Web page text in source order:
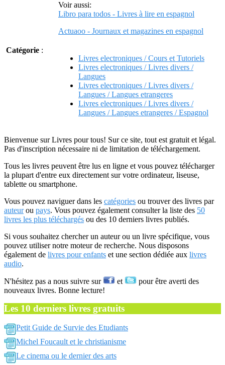
Voir aussi:
Libro para todos - Livres à lire en espagnol
Actuaoo - Journaux et magazines en espagnol
Catégorie :
Livres electroniques / Cours et Tutoriels
Livres electroniques / Livres divers /
Langues
Livres electroniques / Livres divers /
Langues / Langues etrangeres
Livres electroniques / Livres divers /
Langues / Langues etrangeres / Espagnol
Bienvenue sur Livres pour tous! Sur ce site, tout est gratuit et légal.
Pas d'inscription nécessaire ni de limitation de téléchargement.
Tous les livres peuvent être lus en ligne et vous pouvez télécharger
la plupart d'entre eux directement sur votre ordinateur, liseuse,
tablette ou smartphone.
Vous pouvez naviguer dans les catégories ou trouver des livres par
auteurou pays. Vous pouvez également consulter la liste des 50
livres les plus téléchargés ou des 10 derniers livres publiés.
Si vous souhaitez chercher un auteur ou un livre spécifique, vous
pouvez utiliser notre moteur de recherche. Nous disposons
également de livres pour enfants et une section dédiée aux livres
audio.
N'hésitez pas a nous suivre sur et
pour être averti des
nouveaux livres. Bonne lecture!
Les 10 derniers livres gratuits
Petit Guide de Survie des Etudiants
Michel Foucault et le christianisme
Le cinema ou le dernier des arts